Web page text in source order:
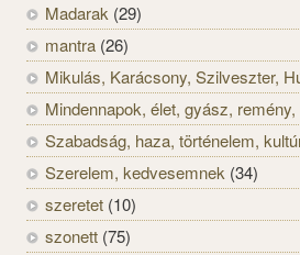
Madarak (29)
mantra (26)
Mikulás, Karácsony, Szilveszter,
Mindennapok, élet, gyász, remény,
Szabadság, haza, történelem,
Szerelem, kedvesemnek (34)
szeretet (10)
szonett (75)